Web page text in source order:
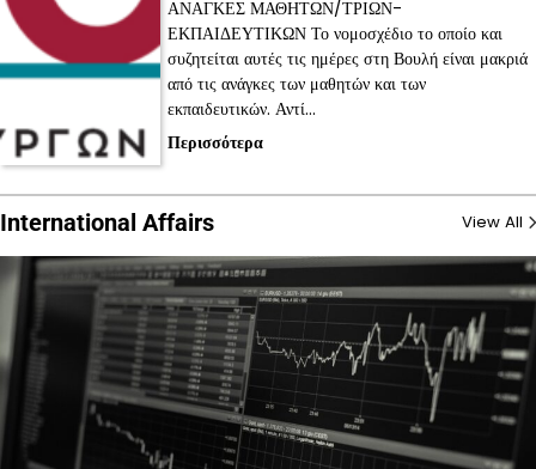
ΑΝΑΓΚΕΣ ΜΑΘΗΤΩΝ/ΤΡΙΩΝ-
ΕΚΠΑΙΔΕΥΤΙΚΩΝ Το νομοσχέδιο το οποίο και
συζητείται αυτές τις ημέρες στη Βουλή είναι μακριά
από τις ανάγκες των μαθητών και των
εκπαιδευτικών. Αντί…
Περισσότερα
International Affairs View All